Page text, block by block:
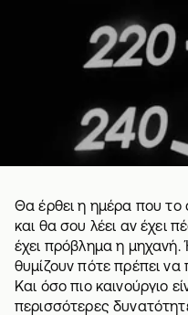
Θα έρθει η ημέρα που το
και θα σου λέει αν έχει
έχει πρόβλημα η
θυμίζουν πότε πρέπει
Και όσο πιο καινούργιο
περισσότερες